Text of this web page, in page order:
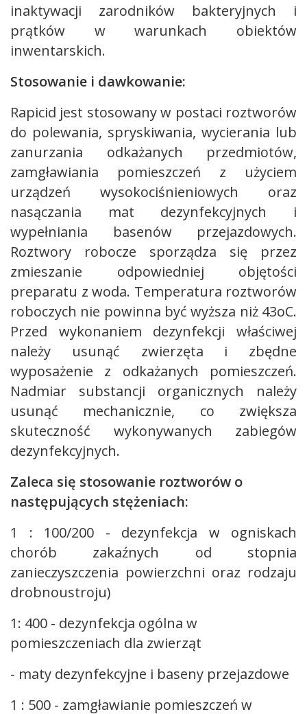
inaktywacji zarodników bakteryjnych i
prątków w warunkach obiektów
inwentarskich.
Stosowanie i dawkowanie:
Rapicid jest stosowany w postaci roztworów
do polewania, spryskiwania, wycierania lub
zanurzania odkażanych przedmiotów,
zamgławiania pomieszczeń z użyciem
urządzeń wysokociśnieniowych oraz
nasączania mat dezynfekcyjnych i
wypełniania basenów przejazdowych.
Roztwory robocze sporządza się przez
zmieszanie odpowiedniej objętości
preparatu z woda. Temperatura roztworów
roboczych nie powinna być wyższa niż 43oC.
Przed wykonaniem dezynfekcji właściwej
należy usunąć zwierzęta i zbędne
wyposażenie z odkażanych pomieszczeń.
Nadmiar substancji organicznych należy
usunąć mechanicznie, co zwiększa
skuteczność wykonywanych zabiegów
dezynfekcyjnych.
Zaleca się stosowanie roztworów o
następujących stężeniach:
1 : 100/200 - dezynfekcja w ogniskach
chorób zakaźnych od stopnia
zanieczyszczenia powierzchni oraz rodzaju
drobnoustroju)
1: 400 - dezynfekcja ogólna w
pomieszczeniach dla zwierząt
- maty dezynfekcyjne i baseny przejazdowe
1 : 500 - zamgławianie pomieszczeń w